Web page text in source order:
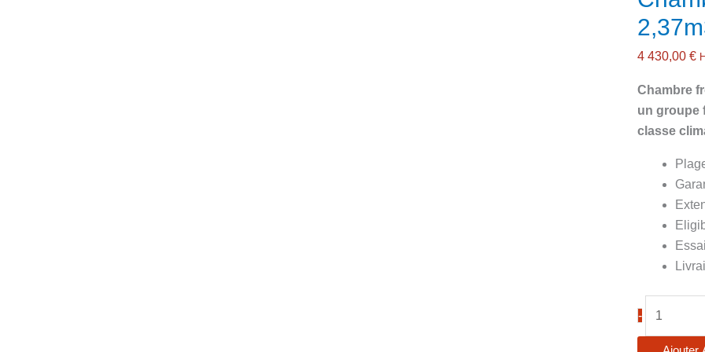
4 430,00€
Chambre
un groupe
classe
-
Chambre